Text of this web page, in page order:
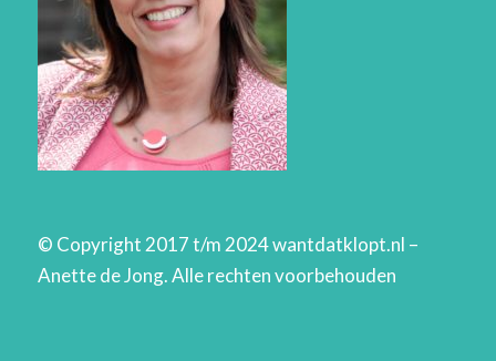
© Copyright 2017 t/m 2024 wantdatklopt.nl –
Anette de Jong. Alle rechten voorbehouden